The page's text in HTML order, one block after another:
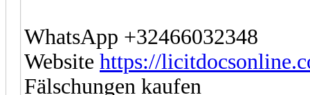
WhatsApp +32466032348
Website https://
Fälschungen kaufen